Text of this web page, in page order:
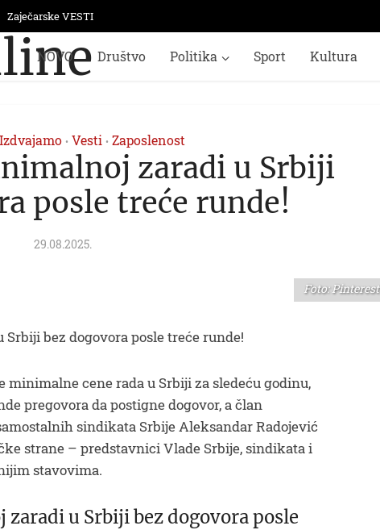
Zaječarske VESTI
NOVO Društvo Politika Sport Kultura
Izdvajamo • Vesti • Zaposlenost
zaradi u Srbiji
posle treće runde!
29.08.2025.
Foto: Pinterest
bez dogovora posle treće runde!
cene rada u Srbiji za sledeću godinu,
pregovora da postigne dogovor, a član
sindikata Srbije Aleksandar Radojević
strane – predstavnici Vlade Srbije, sindikata i
stavovima.
u Srbiji bez dogovora posle